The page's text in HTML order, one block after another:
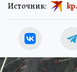
Источник: